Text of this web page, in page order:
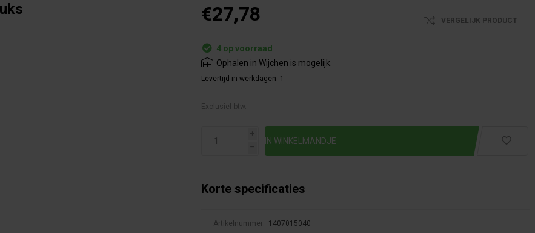
€27,78 VERGELIJK PRODUCT
4 op voorraad
Ophalen in Wijchen is mogelijk.
Levertijd in werkdagen: 1
Exclusief btw.
i
h
Korte specificaties
Artikelnummer: 1407015040